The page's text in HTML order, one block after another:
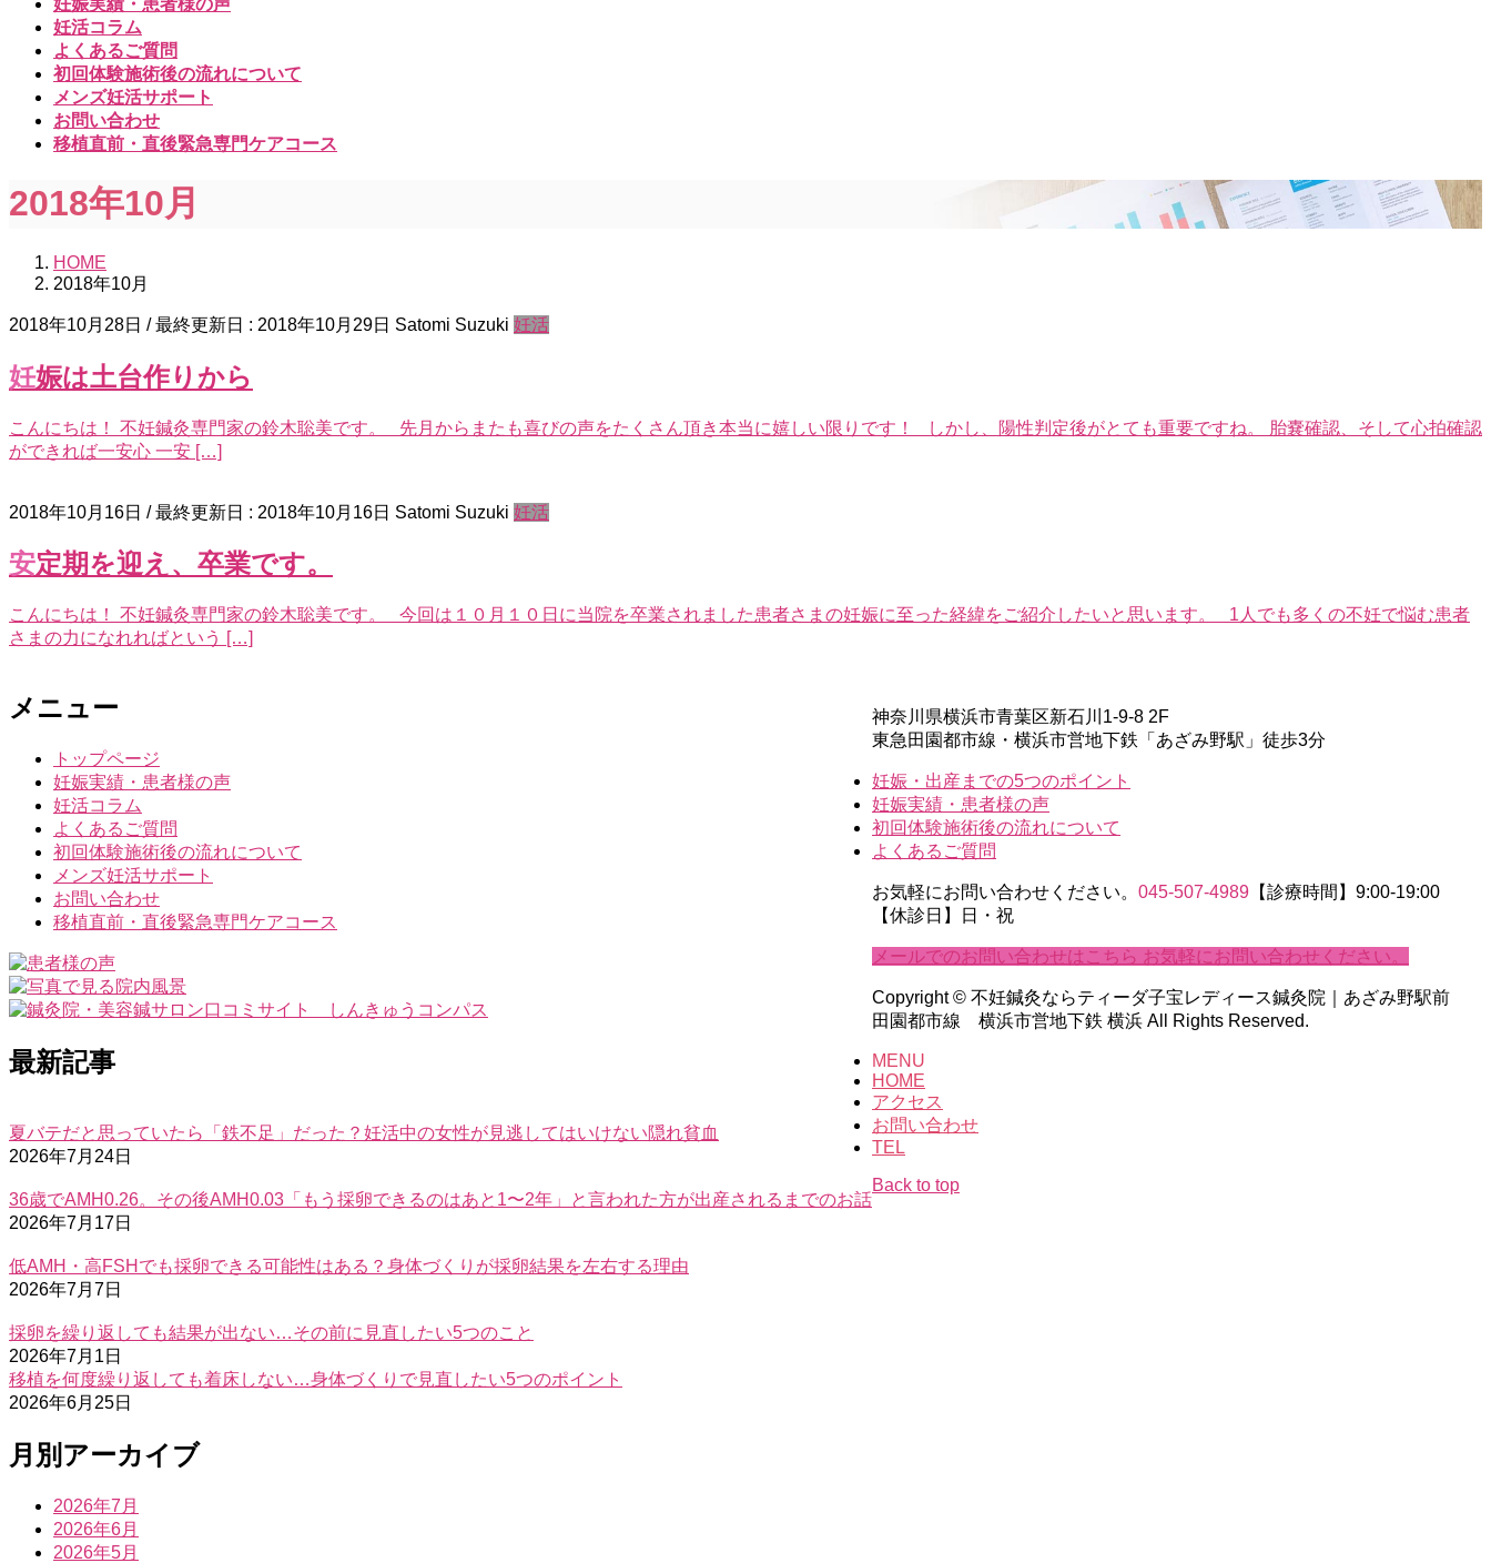
妊活コラム
よくあるご質問
初回体験施術後の流れについて
メンズ妊活サポート
お問い合わせ
移植直前・直後緊急専門ケアコース
2018年10月
HOME
2018年10月
2018年10月28日 / 最終更新日 : 2018年10月29日 Satomi Suzuki 妊活
妊娠は土台作りから
こんにちは！ 不妊鍼灸専門家の鈴木聡美です。 先月からまたも喜びの声をたくさん頂き本当に嬉しい限りです！ しかし、陽性判定後がとても重要ですね。 胎嚢確認、そして心拍確認
ができれば一安心 一安 […]
2018年10月16日 / 最終更新日 : 2018年10月16日 Satomi Suzuki 妊活
安定期を迎え、卒業です。
こんにちは！ 不妊鍼灸専門家の鈴木聡美です。 今回は１０月１０日に当院を卒業されました患者さまの妊娠に至った経緯をご紹介したいと思います。 1人でも多くの不妊で悩む患者
さまの力になれればという […]
メニュー
トップページ
妊娠実績・患者様の声
妊活コラム
よくあるご質問
初回体験施術後の流れについて
メンズ妊活サポート
お問い合わせ
移植直前・直後緊急専門ケアコース
最新記事
夏バテだと思っていたら「鉄不足」だった？妊活中の女性が見逃してはいけない隠れ貧血
2026年7月24日
36歳でAMH0.26。その後AMH0.03「もう採卵できるのはあと1〜2年」と言われた方が出産されるまでのお話
2026年7月17日
低AMH・高FSHでも採卵できる可能性はある？身体づくりが採卵結果を左右する理由
2026年7月7日
採卵を繰り返しても結果が出ない…その前に見直したい5つのこと
2026年7月1日
移植を何度繰り返しても着床しない…身体づくりで見直したい5つのポイント
2026年6月25日
月別アーカイブ
2026年7月
2026年6月
2026年5月
神奈川県横浜市青葉区新石川1-9-8 2F
東急田園都市線・横浜市営地下鉄「あざみ野駅」徒歩3分
妊娠・出産までの5つのポイント
妊娠実績・患者様の声
初回体験施術後の流れについて
よくあるご質問
お気軽にお問い合わせください。 045-507-4989 【診療時間】9:00-19:00
【休診日】日・祝
メールでのお問い合わせはこちら お気軽にお問い合わせください。
Copyright © 不妊鍼灸ならティーダ子宝レディース鍼灸院｜あざみ野駅前
田園都市線 横浜市営地下鉄 横浜 All Rights Reserved.
MENU
HOME
アクセス
お問い合わせ
TEL
Back to top